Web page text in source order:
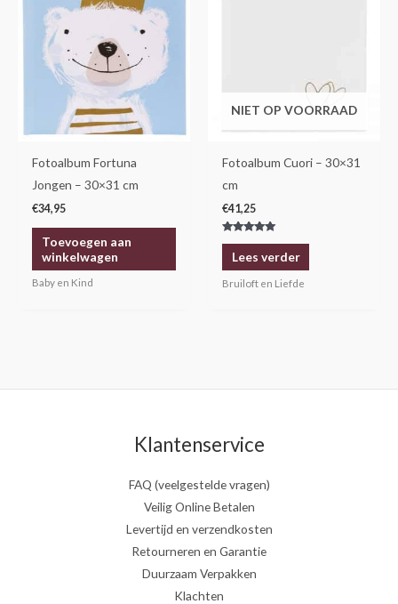
Fotoalbum Fortuna
Jongen – 30×31 cm
€34,95
Toevoegen aan
winkelwagen
Baby en Kind
NIET OP VOORRAAD
Fotoalbum Cuori – 30×31
cm
€41,25
Gewaardeerd
5.00
uit 5Lees verder
Bruiloft en Liefde
Klantenservice
FAQ (veelgestelde vragen)
Veilig Online Betalen
Levertijd en verzendkosten
Retourneren en Garantie
Duurzaam Verpakken
Klachten